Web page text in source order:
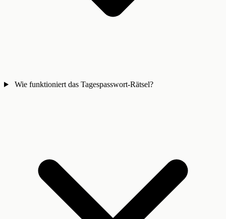
Wie funktioniert das Tagespasswort-Rätsel?